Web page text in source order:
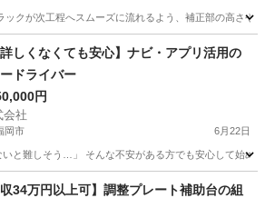
ックが次工程へスムーズに流れるよう、補正部の高さ
社会保険
詳しくなくても安心】ナビ・アプリ活用の
ドライバー
円
会社
岡市 6月22日
いと難しそう…」 そんな不安がある方でも安心して始
バー 未経験
34万円以上可】調整プレート補助台の組